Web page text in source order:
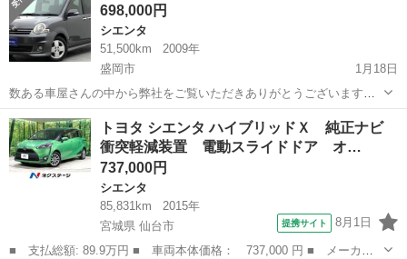
ば…...
698,000円
シエンタ
51,500km
2009年
盛岡市
1月18日
数ある車屋さんの中から弊社をご覧いただきありがとうございます！
オトロン盛岡店と申します(^^♪🥳 東北3店舗目、オトロン最北端のお店
として、2024年4月1日に新店舗オープンとなりました🔥❤️‍🔥 冬が訪...
岩手 盛岡市 シエンタ 丸目
トヨタ シエンタ ハイブリッドＸ 純正ナビ
衝突軽減装置 電動スライドドア オ…
737,000円
シエンタ
85,831km
2015年
宮城県 仙台市
提携サイト 8月1日
■ 支払総額: 89.9万円 ■ 車両本体価格： 737,000 円 ■ メーカー